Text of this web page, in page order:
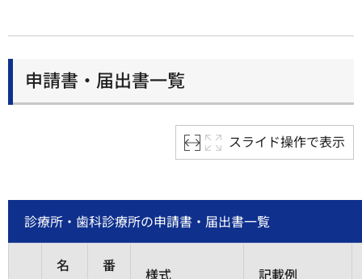
申請書・届出書一覧
スライド操作で表示
診療所・歯科診療所の申請書・届出書一覧
名
番
様式 記載例